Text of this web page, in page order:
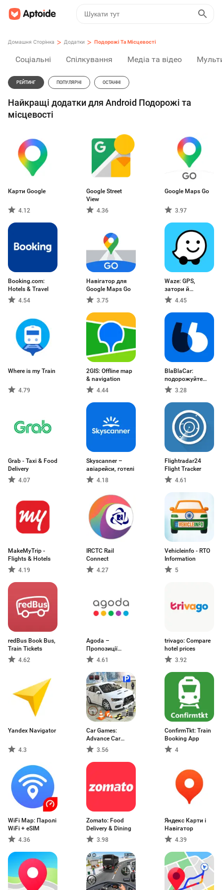
Домашня Сторінка > Додатки > Подорожі Та Місцевості
Соціальні Спілкування Медіа та відео
РЕЙТИНГ ПОПУЛЯРНІ ОСТАННІ
Найкращі додатки для Android Подорожі та
місцевості
Карти Google
4.12
Google Street
View
4.36
Google Maps Go
3.97
Booking.com:
Hotels & Travel
4.54
Навігатор для
Google Maps Go
3.75
Waze: GPS,
затори й
навігація
4.45
Where is my Train
4.79
2GIS: Offline map
& navigation
4.44
BlaBlaCar:
подорожуйте
вигідно
3.28
Grab - Taxi & Food
Delivery
4.07
Skyscanner –
авіарейси, готелі
4.18
Flightradar24
Flight Tracker
4.61
MakeMyTrip -
Flights & Hotels
4.19
IRCTC Rail
Connect
4.27
Vehicleinfo - RTO
Information
5
redBus Book Bus,
Train Tickets
4.62
Agoda –
Пропозиції
бронювання
4.61
trivago: Compare
hotel prices
3.92
Yandex Navigator
4.3
Car Games:
Advance Car
Parking
3.56
ConfirmTkt: Train
Booking App
4
WiFi Map: Паролі
WiFi + eSIM
4.36
Zomato: Food
Delivery & Dining
3.98
Яндекс Карти і
Навігатор
4.39